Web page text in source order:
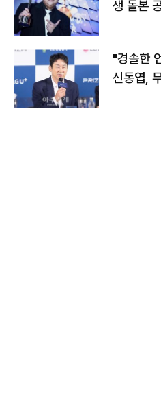
생 돌본
"경솔한
신동엽,